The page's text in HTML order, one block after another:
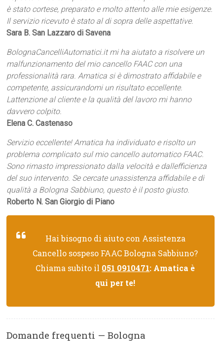
è stato cortese, preparato e molto attento alle mie esigenze.
Il servizio ricevuto è stato al di sopra delle aspettative.
Sara B. San Lazzaro di Savena
BolognaCancelliAutomatici.it mi ha aiutato a risolvere un
malfunzionamento del mio cancello FAAC con una
professionalità rara. Amatica si è dimostrato affidabile e
competente, assicurandomi un risultato eccellente.
Lattenzione al cliente e la qualità del lavoro mi hanno
davvero colpito.
Elena C. Castenaso
Servizio eccellente! Amatica ha individuato e risolto un
problema complicato sul mio cancello automatico FAAC.
Sono rimasto impressionato dalla velocità e dallefficienza
del suo intervento. Se cercate unassistenza affidabile e di
qualità a Bologna Sabbiuno, questo è il posto giusto.
Roberto N. San Giorgio di Piano
Hai bisogno di aiuto con Assistenza
Cancello sospeso FAAC Bologna Sabbiuno?
Chiama subito il 051 0910471: Amatica è
qui per te!
Domande frequenti — Bologna